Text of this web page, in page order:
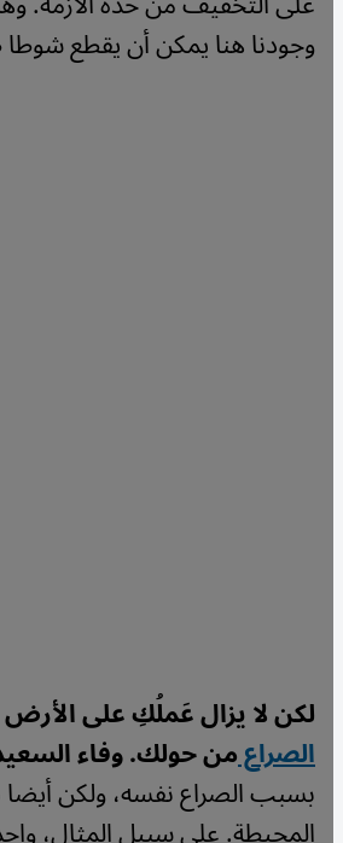
وجودنا هنا يمكن أن يقطع شوطا
لكن لا يزال عَملُكِ على
الصراعمن حولك.وفاء
بسبب الصراع نفسه، ولكن